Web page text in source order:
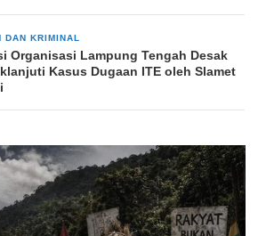
DAN KRIMINAL
Organisasi Lampung Tengah Desak
Kasus Dugaan ITE oleh Slamet